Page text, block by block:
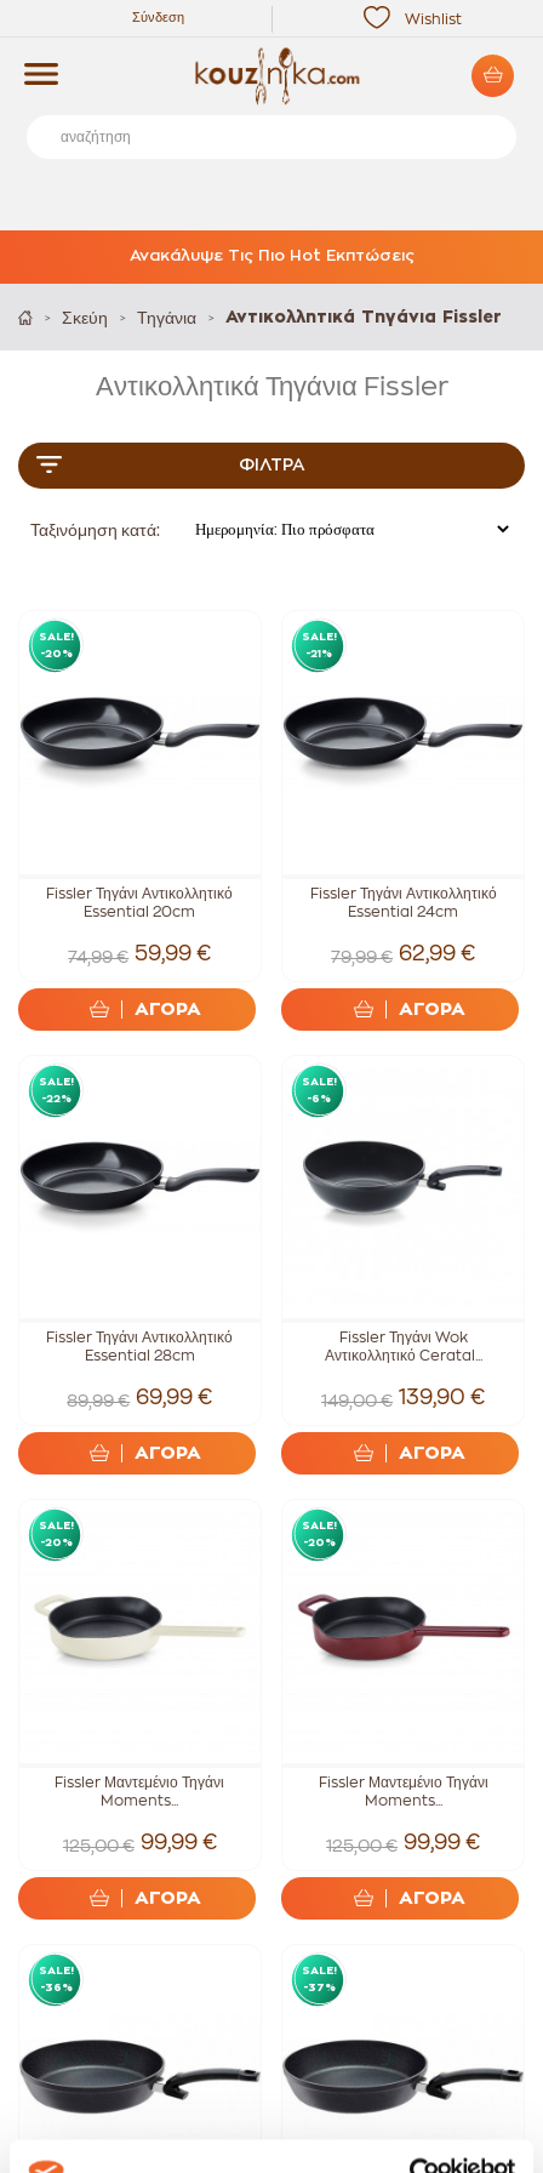
Wishlist
Σύνδεση
Ανακάλυψε Τις Πιο Hot Εκπτώσεις
> Σκεύη > Τηγάνια > Αντικολλητικά Τηγάνια Fissler
Αντικολλητικά Τηγάνια Fissler
ΦΊΛΤΡΑ
Ταξινόμηση κατά:
SALE!
-20%
Fissler Τηγάνι Αντικολλητικό
Essential 20cm
74,99 € 59,99 €
ΑΓΟΡΑ
SALE!
-21%
Fissler Τηγάνι Αντικολλητικό
Essential 24cm
79,99 € 62,99 €
ΑΓΟΡΑ
SALE!
-22%
Fissler Τηγάνι Αντικολλητικό
Essential 28cm
89,99 € 69,99 €
ΑΓΟΡΑ
SALE!
-6%
Fissler Τηγάνι Wok
Αντικολλητικό Ceratal...
149,00 € 139,90 €
ΑΓΟΡΑ
SALE!
-20%
Fissler Μαντεμένιο Τηγάνι
Moments...
125,00 € 99,99 €
ΑΓΟΡΑ
SALE!
-20%
Fissler Μαντεμένιο Τηγάνι
Moments...
125,00 € 99,99 €
ΑΓΟΡΑ
SALE!
-36%
SALE!
-37%